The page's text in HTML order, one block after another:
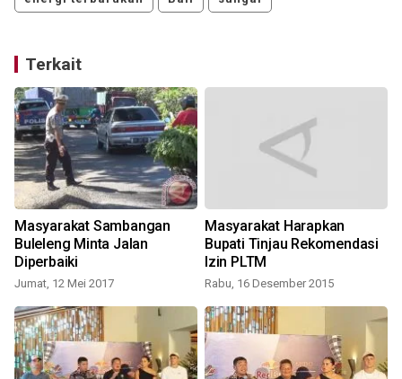
Terkait
Masyarakat Sambangan
Buleleng Minta Jalan
Diperbaiki
Jumat, 12 Mei 2017
Masyarakat Harapkan
Bupati Tinjau Rekomendasi
Izin PLTM
Rabu, 16 Desember 2015